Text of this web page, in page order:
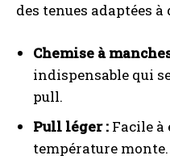
des tenues adaptées
Chemise à
indispensable qui
pull.
Pull léger : Facile à
température monte.